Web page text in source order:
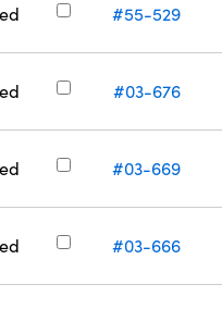
#55-529
#03-676
#03-669
#03-666